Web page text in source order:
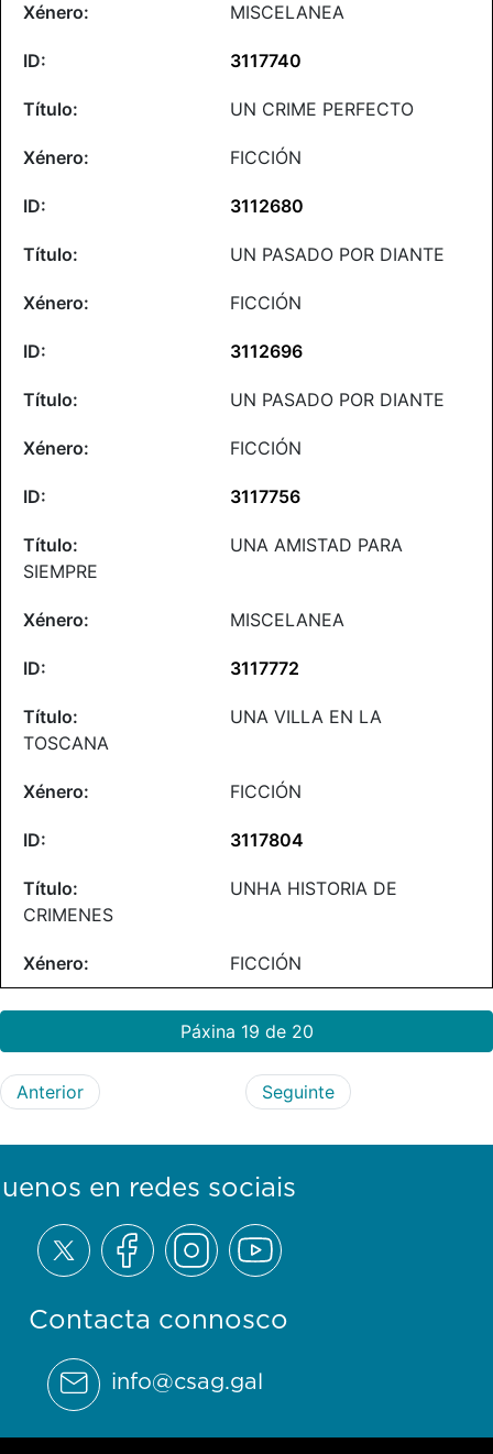
MISCELANEA
3117740
UN CRIME PERFECTO
FICCIÓN
3112680
UN PASADO POR DIANTE
FICCIÓN
3112696
UN PASADO POR DIANTE
FICCIÓN
3117756
UNA AMISTAD PARA
SIEMPRE
MISCELANEA
3117772
UNA VILLA EN LA
TOSCANA
FICCIÓN
3117804
UNHA HISTORIA DE
CRIMENES
FICCIÓN
Páxina 19 de 20
Anterior Seguinte
Contacta connosco
info@csag.gal
en redes sociais